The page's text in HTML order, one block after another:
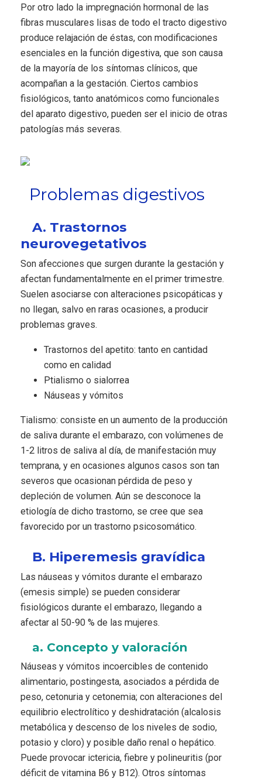
Por otro lado la impregnación hormonal de las
fibras musculares lisas de todo el tracto digestivo
produce relajación de éstas, con modificaciones
esenciales en la función digestiva, que son causa
de la mayoría de los síntomas clínicos, que
acompañan a la gestación. Ciertos cambios
fisiológicos, tanto anatómicos como funcionales
del aparato digestivo, pueden ser el inicio de otras
patologías más severas.
Problemas digestivos
A. Trastornos
neurovegetativos
Son afecciones que surgen durante la gestación y
afectan fundamentalmente en el primer trimestre.
Suelen asociarse con alteraciones psicopáticas y
no llegan, salvo en raras ocasiones, a producir
problemas graves.
Trastornos del apetito: tanto en cantidad
como en calidad
Ptialismo o sialorrea
Náuseas y vómitos
Tialismo: consiste en un aumento de la producción
de saliva durante el embarazo, con volúmenes de
1-2 litros de saliva al día, de manifestación muy
temprana, y en ocasiones algunos casos son tan
severos que ocasionan pérdida de peso y
depleción de volumen. Aún se desconoce la
etiología de dicho trastorno, se cree que sea
favorecido por un trastorno psicosomático.
B. Hiperemesis gravídica
Las náuseas y vómitos durante el embarazo
(emesis simple) se pueden considerar
fisiológicos durante el embarazo, llegando a
afectar al 50-90 % de las mujeres.
a. Concepto y valoración
Náuseas y vómitos incoercibles de contenido
alimentario, postingesta, asociados a pérdida de
peso, cetonuria y cetonemia; con alteraciones del
equilibrio electrolítico y deshidratación (alcalosis
metabólica y descenso de los niveles de sodio,
potasio y cloro) y posible daño renal o hepático.
Puede provocar ictericia, fiebre y polineuritis (por
déficit de vitamina B6 y B12). Otros síntomas